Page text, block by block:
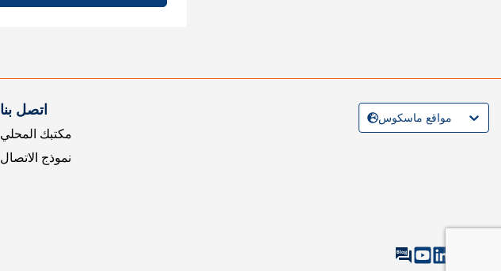
اتصل بنا
مكتبك المحلي
نموذج الاتصال
مواقع ماسكوس